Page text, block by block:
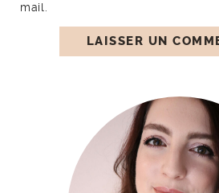
mail.